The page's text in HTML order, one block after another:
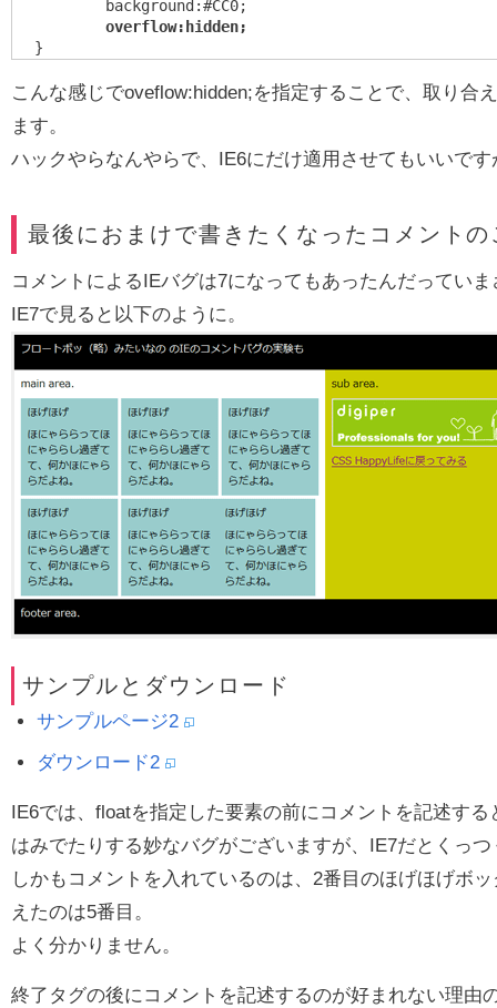
overflow:hidden;
}
こんな感じでoveflow:hidden;を指定することで、取り合
ます。
ハックやらなんやらで、IE6にだけ適用させてもいいです
最後におまけで書きたくなったコメントの
コメントによるIEバグは7になってもあったんだってい
IE7で見ると以下のように。
サンプルとダウンロード
サンプルページ2
ダウンロード2
IE6では、floatを指定した要素の前にコメントを記述す
はみでたりする妙なバグがございますが、IE7だとくっ
しかもコメントを入れているのは、2番目のほげほげボ
えたのは5番目。
よく分かりません。
終了タグの後にコメントを記述するのが好まれない理由